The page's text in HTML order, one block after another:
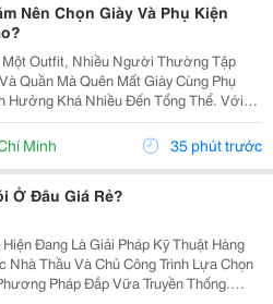
Nên Chọn Giày Và Phụ Kiện
Một Outfit, Nhiều Người Thường Tập
Quần Mà Quên Mất Giày Cùng Phụ
Hưởng Khá Nhiều Đến Tổng Thể. Với
Lựa Chọn Đúng Những Chi Tiết Này Có
Phục Trông Cân Bằng, Chỉn Chu Và Thể
Minh 35 phút trước
Ở Đâu Giá Rẻ?
Đang Là Giải Pháp Kỹ Thuật Hàng
Thầu Và Chủ Công Trình Lựa Chọn
Pháp Đắp Vữa Truyền Thống.